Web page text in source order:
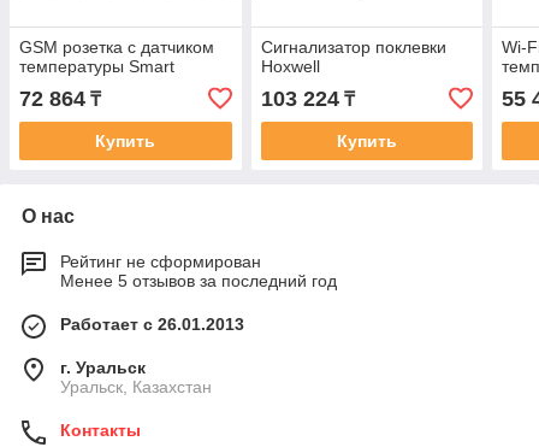
GSM розетка с датчиком
температуры Smart
72 864 ₸
Купить
Сигнализатор поклевки
Hoxwell
103 224₸
Купить
Wi-
55
О нас
Рейтинг не сформирован
Менее 5 отзывов за последний год
Работает с 26.01.2013
г. Уральск
Уральск, Казахстан
Контакты